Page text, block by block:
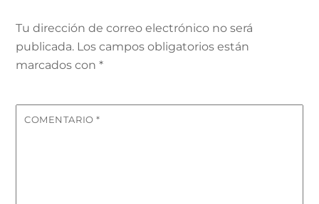
Tu dirección de correo electrónico no será
publicada. Los campos obligatorios están
marcados con*
COMENTARIO*